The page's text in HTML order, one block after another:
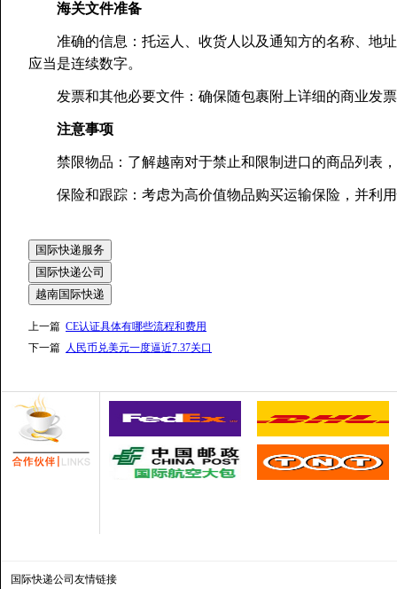
海关文件准备
准确的信息：托运人、收货人以及通知方的名称、地址
应当是连续数字。
发票和其他必要文件：确保随包裹附上详细的商业发票
注意事项
禁限物品：了解越南对于禁止和限制进口的商品列表，
保险和跟踪：考虑为高价值物品购买运输保险，并利用
国际快递服务
国际快递公司
越南国际快递
上一篇 CE认证具体有哪些流程和费用
下一篇 人民币兑美元一度逼近7.37关口
国际快递公司 友情链接